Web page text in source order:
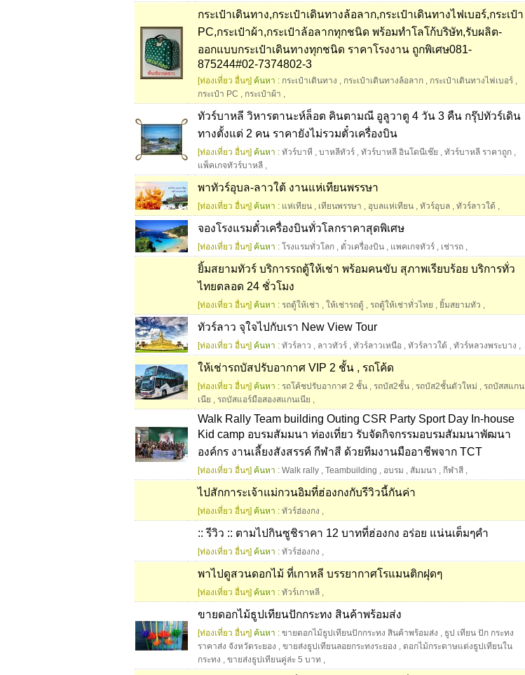
กระเป๋าเดินทาง,กระเป๋าเดินทางล้อลาก,กระเป๋าเดินทางไฟเบอร์,กระเป๋า
PC,กระเป๋าผ้า,กระเป๋าล้อลากทุกชนิด พร้อมทำโลโก้บริษัท,รับผลิต-
ออกแบบกระเป๋าเดินทางทุกชนิด ราคาโรงงาน ถูกพิเศษ081-
875244#02-7374802-3
[ท่องเที่ยว อื่นๆ] ค้นหา : กระเป๋าเดินทาง , กระเป๋าเดินทางล้อลาก , กระเป๋าเดินทางไฟเบอร์ ,
กระเป๋า PC , กระเป๋าผ้า ,
ทัวร์บาหลี วิหารตานะห์ล็อต คินตามณี อูลูวาตู 4 วัน 3 คืน กรุ๊ปทัวร์เดิน
ทางตั้งแต่ 2 คน ราคายังไม่รวมตั๋วเครื่องบิน
[ท่องเที่ยว อื่นๆ] ค้นหา : ทัวร์บาหี , บาหลีทัวร์ , ทัวร์บาหลี อินโดนีเช๊ย , ทัวร์บาหลี ราคาถูก ,
แพ็คเกจทัวร์บาหลี ,
พาทัวร์อุบล-ลาวใต้ งานแห่เทียนพรรษา
[ท่องเที่ยว อื่นๆ] ค้นหา : แห่เทียน , เทียนพรรษา , อุบลแห่เทียน , ทัวร์อุบล , ทัวร์ลาวใต้ ,
จองโรงแรมตั๋วเครื่องบินทั่วโลกราคาสุดพิเศษ
[ท่องเที่ยว อื่นๆ] ค้นหา : โรงแรมทั่วโลก , ตั๋วเครื่องบิน , แพคเกจทัวร์ , เช่ารถ ,
ยิ้มสยามทัวร์ บริการรถตู้ให้เช่า พร้อมคนขับ สุภาพเรียบร้อย บริการทั่ว
ไทยตลอด 24 ชั่วโมง
[ท่องเที่ยว อื่นๆ] ค้นหา : รถตู้ให้เช่า , ให้เช่ารถตู้ , รถตู้ให้เช่าทั่วไทย , ยิ้มสยามทัว ,
ทัวร์ลาว จุใจไปกับเรา New View Tour
[ท่องเที่ยว อื่นๆ] ค้นหา : ทัวร์ลาว , ลาวทัวร์ , ทัวร์ลาวเหนือ , ทัวร์ลาวใต้ , ทัวร์หลวงพระบาง ,
ให้เช่ารถบัสปรับอากาศ VIP 2 ชั้น , รถโค้ด
[ท่องเที่ยว อื่นๆ] ค้นหา : รถโค้ชปรับอากาศ 2 ชั้น , รถบัส2ชั้น , รถบัส2ชั้นตัวใหม่ , รถบัสสแกน
เนีย , รถบัสแอร์มือสองสแกนเนีย ,
Walk Rally Team building Outing CSR Party Sport Day In-house
Kid camp อบรมสัมมนา ท่องเที่ยว รับจัดกิจกรรมอบรมสัมมนาพัฒนา
องค์กร งานเลี้ยงสังสรรค์ กีฬาสี ด้วยทีมงานมืออาชีพจาก TCT
[ท่องเที่ยว อื่นๆ] ค้นหา : Walk rally , Teambuilding , อบรม , สัมมนา , กีฬาสี ,
ไปสักการะเจ้าแม่กวนอิมที่ฮ่องกงกับรีวิวนี้กันค่า
[ท่องเที่ยว อื่นๆ] ค้นหา : ทัวร์ฮ่องกง ,
:: รีวิว :: ตามไปกินซูชิราคา 12 บาทที่ฮ่องกง อร่อย แน่นเต็มๆคำ
[ท่องเที่ยว อื่นๆ] ค้นหา : ทัวร์ฮ่องกง ,
พาไปดูสวนดอกไม้ ที่เกาหลี บรรยากาศโรแมนติกฝุดๆ
[ท่องเที่ยว อื่นๆ] ค้นหา : ทัวร์เกาหลี ,
ขายดอกไม้ธูปเทียนปักกระทง สินค้าพร้อมส่ง
[ท่องเที่ยว อื่นๆ] ค้นหา : ขายดอกไม้ธูปเทียนปักกระทง สินค้าพร้อมส่ง , ธูป เทียน ปัก กระทง
ราคาส่ง จังหวัดระยอง , ขายส่งธูปเทียนลอยกระทงระยอง , ดอกไม้กระดาษแต่งธูปเทียนใน
กระทง , ขายส่งธูปเทียนคู่ล่ะ 5 บาท ,